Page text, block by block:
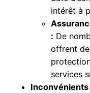
intérêt à
: De
offrent
services
Inconvénients